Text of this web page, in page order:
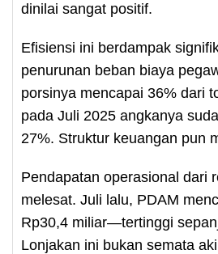
dinilai sangat positif.
Efisiensi ini berdampak
penurunan beban biaya
porsinya mencapai 36% dari
pada Juli 2025 angkanya
27%. Struktur keuangan pun
Pendapatan operasional dari
melesat. Juli lalu, PDAM
Rp30,4 miliar—tertinggi
Lonjakan ini bukan semata